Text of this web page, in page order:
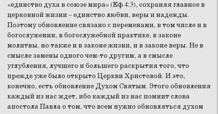
«единство духа в союзе мира» (Еф 4:3), сохраняя главное в
церковной жизни – единство любви, веры и надежды.
Поэтому обновление связано с переменами, в том числе и в
богослужении, в богослужебной практике, в законе
молитвы, но также и в законе жизни, и в законе веры. Не в
смысле замены одного чем-то другим, а в смысле
углубления, лучшего и большего раскрытия того, что
прежде уже было открыто Церкви Христовой. И это,
конечно, есть обновление Духом Святым. Этого обновления
каждый из нас ждет, ибо каждый из нас помнит слова
апостола Павла о том, что всем нужно обновляться духом